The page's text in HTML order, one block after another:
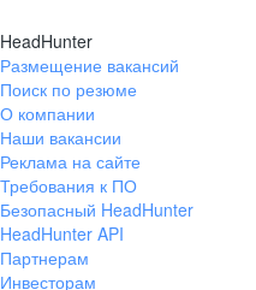
HeadHunter
Размещение вакансий
Поиск по резюме
О компании
Наши вакансии
Реклама на сайте
Требования к ПО
Безопасный HeadHunter
HeadHunter API
Партнерам
Инвесторам